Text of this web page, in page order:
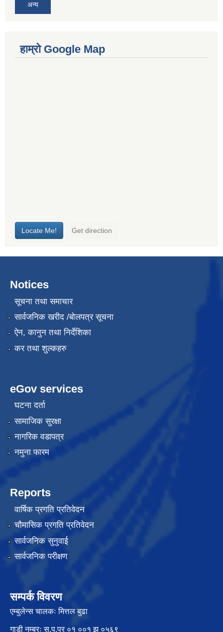
अन्य
हाम्रो Google Map
Notices
सूचना तथा समाचार
सार्वजनिक खरीद /बोलपत्र सूचना
ऐन, कानुन तथा निर्देशिका
कर तथा शुल्कहरु
eGov services
घटना दर्ता
सामाजिक सुरक्षा
नागरिक वडापत्र
नमुना फारम
Reports
वार्षिक प्रगति प्रतिवेदन
चौमासिक प्रगति प्रतिवेदन
सार्वजनिक सुनुवाई
सार्वजनिक परीक्षण
सम्पर्क विवरण
एम्बुलेन्स चालकः मित्तल बुढा
गाडी नम्बरः सु.प.प्र ०१ ००१ झ ०५६९